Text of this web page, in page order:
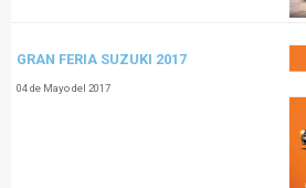
GRAN FERIA SUZUKI 2017
04 de Mayo del 2017